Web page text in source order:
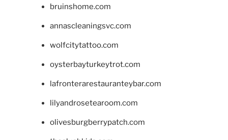
bruinshome.com
annascleaningsvc.com
wolfcitytattoo.com
oysterbayturkeytrot.com
lafronterarestauranteybar.com
lilyandrosetearoom.com
olivesburgberrypatch.com